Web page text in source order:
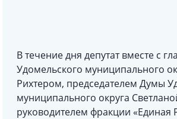
В течение дня депутат вместе с
Удомельского муниципального
Рихтером, председателем Думы
муниципального округа
руководителем фракции «Единая